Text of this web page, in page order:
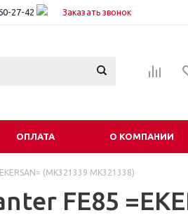
27-42 Заказать звонок
ОПЛАТА О КОМПАНИИ
(MK321339 MK321338)
FE85